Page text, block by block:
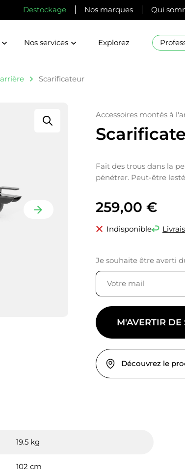
Destockage Nos marques Qui
Nos services Explorez
Scarificateur
Accessoires montés à
Fait des trous dans la
pénétrer. Peut-être
259,00 €
Indisponible
Je souhaite être averti
M'AVERTIR
Découvrez le
19.5 kg
102 cm